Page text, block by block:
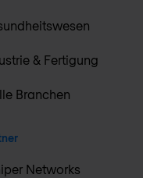
& Fertigung
Branchen
Networks